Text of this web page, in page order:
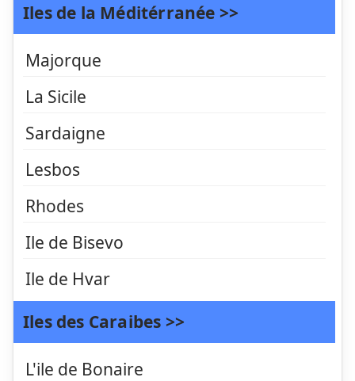
Iles de la Méditérranée >>
Majorque
La Sicile
Sardaigne
Lesbos
Rhodes
Ile de Bisevo
Ile de Hvar
Iles des Caraibes >>
L'ile de Bonaire